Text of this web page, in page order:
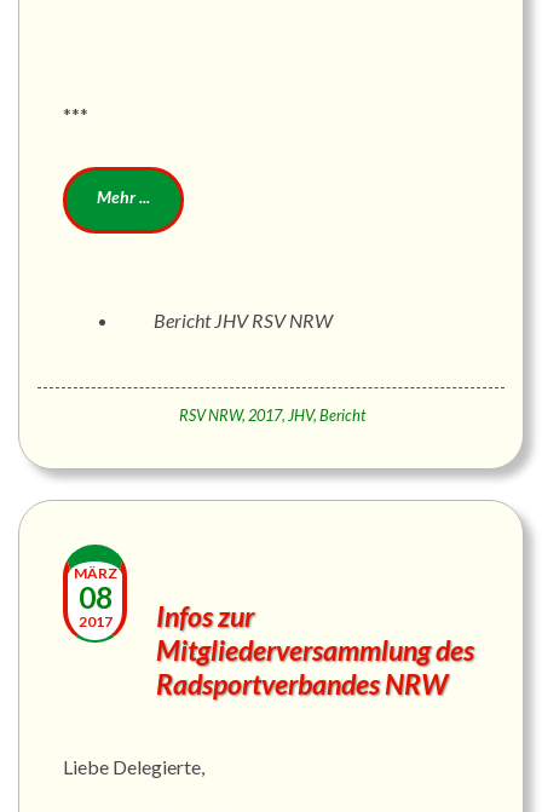
***
Bericht JHV RSV NRW
RSV NRW, 2017, JHV,Bericht
MÄRZ
08
2017
Infos zur
Mitgliederversammlung des
Radsportverbandes NRW
Liebe Delegierte,